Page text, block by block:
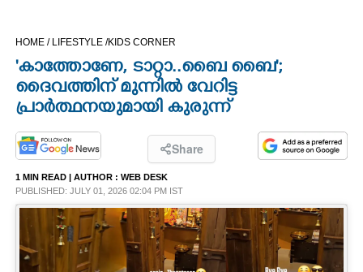
OPINION
PHOTOS
LIFESTYLE
SPIRITUAL
HOME / LIFESTYLE /KIDS CORNER
'കാത്തോണേ, ടാറ്റാ..ബൈ ബൈ';
ദൈവത്തിന് മുന്നിൽ വേറിട്ട
പ്രാർത്ഥനയുമായി കുരുന്ന്
Share
1 MIN READ | AUTHOR : WEB DESK
PUBLISHED: JULY 01, 2026 02:04 PM IST